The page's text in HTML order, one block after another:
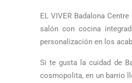
EL VIVER Badalona
salón con cocina
personalización en los
Si te gusta la cuidad de
cosmopolita, en un barrio